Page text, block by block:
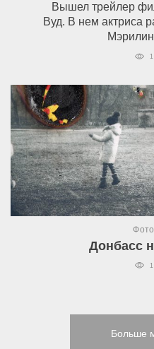
Вышел трейлер
Вуд. В нем актриса
Донбасс
Больше